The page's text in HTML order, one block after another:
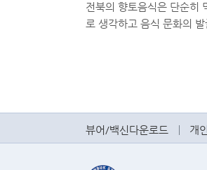
전북의 향토음식은 단순히
로 생각하고 음식 문화의
뷰어/백신다운로드 개